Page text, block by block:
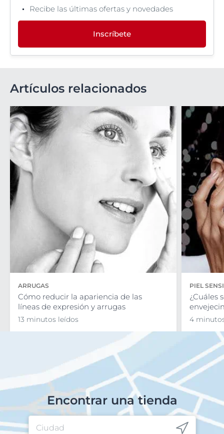
Recibe las últimas ofertas y novedades
Inscríbete
Artículos relacionados
ARRUGAS
Cómo reducir la apariencia de las
líneas de expresión y arrugas
13 minutos leídos
PIEL
¿Cuáles
4
Encontrar una tienda